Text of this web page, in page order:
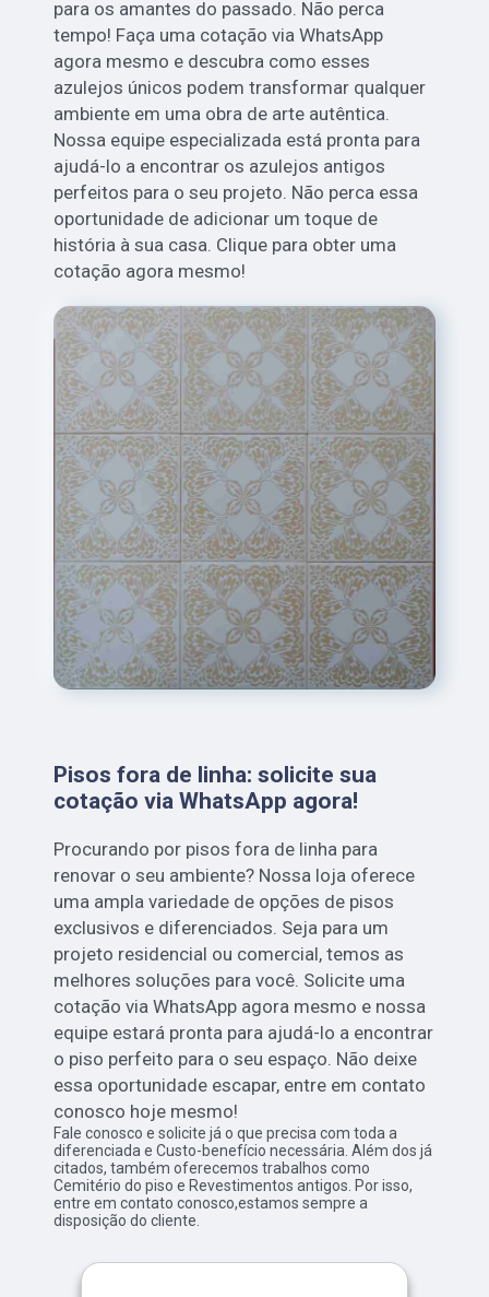
para os amantes do passado. Não perca
tempo! Faça uma cotação via WhatsApp
agora mesmo e descubra como esses
azulejos únicos podem transformar qualquer
ambiente em uma obra de arte autêntica.
Nossa equipe especializada está pronta para
ajudá-lo a encontrar os azulejos antigos
perfeitos para o seu projeto. Não perca essa
oportunidade de adicionar um toque de
história à sua casa. Clique para obter uma
cotação agora mesmo!
Pisos fora de linha: solicite sua
cotação via WhatsApp agora!
Procurando por pisos fora de linha para
renovar o seu ambiente? Nossa loja oferece
uma ampla variedade de opções de pisos
exclusivos e diferenciados. Seja para um
projeto residencial ou comercial, temos as
melhores soluções para você. Solicite uma
cotação via WhatsApp agora mesmo e nossa
equipe estará pronta para ajudá-lo a encontrar
o piso perfeito para o seu espaço. Não deixe
essa oportunidade escapar, entre em contato
conosco hoje mesmo!
Fale conosco e solicite já o que precisa com toda a
diferenciada e Custo-benefício necessária. Além dos já
citados, também oferecemos trabalhos como
Cemitério do piso e Revestimentos antigos. Por isso,
entre em contato conosco,estamos sempre a
disposição do cliente.